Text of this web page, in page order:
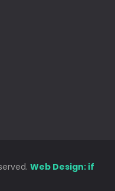
Web Design: if